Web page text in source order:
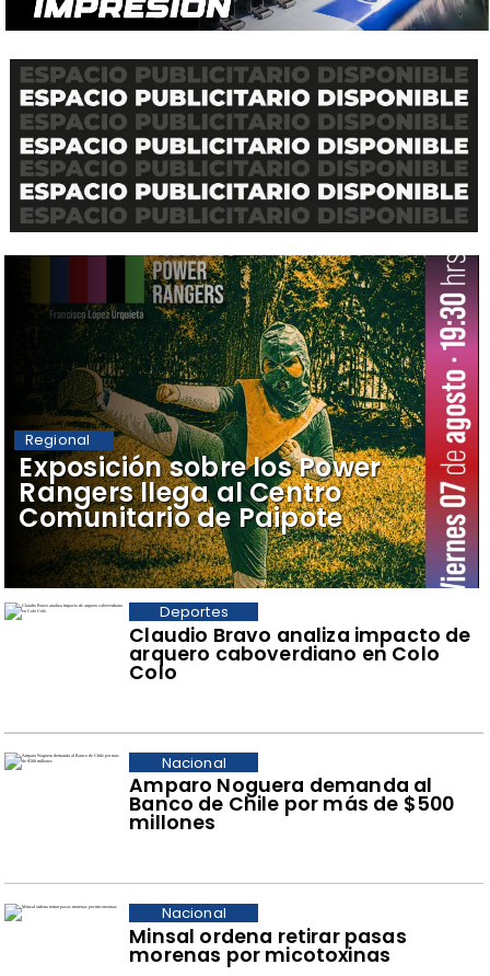
Claudio Bravo analiza impacto de
arquero caboverdiano en Colo
Colo
Deportes
Amparo Noguera demanda al
Banco de Chile por más de $500
millones
Nacional
Minsal ordena retirar pasas
morenas por micotoxinas
Nacional
​Exposición sobre los Power
Rangers llega al Centro
Comunitario de Paipote
Regional